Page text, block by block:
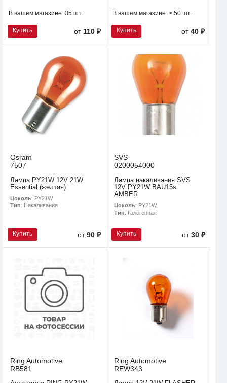
В вашем магазине: 35 шт.
Купить от110 ₽
В вашем магазине: > 50 шт.
Купить от40 ₽
Osram
7507
Лампа PY21W 12V 21W
Essential (желтая)
Цоколь: PY21W
Тип: Накаливания
Купить от90 ₽
SVS
0200054000
Лампа накаливания SVS
12V PY21W BAU15s
AMBER
Цоколь: PY21W
Тип: Галогенная
Купить от30 ₽
Ring Automotive
RB581
Ring Automotive
REW343